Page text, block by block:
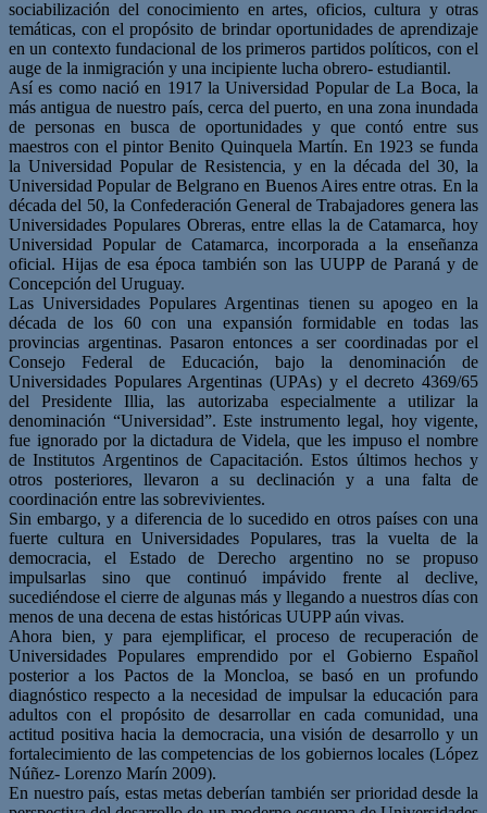
sociabilización del conocimiento en artes, oficios, cultura y otras
temáticas, con el propósito de brindar oportunidades de aprendizaje
en un contexto fundacional de los primeros partidos políticos, con el
auge de la inmigración y una incipiente lucha obrero- estudiantil.
Así es como nació en 1917 la Universidad Popular de La Boca, la
más antigua de nuestro país, cerca del puerto, en una zona inundada
de personas en busca de oportunidades y que contó entre sus
maestros con el pintor Benito Quinquela Martín. En 1923 se funda
la Universidad Popular de Resistencia, y en la década del 30, la
Universidad Popular de Belgrano en Buenos Aires entre otras. En la
década del 50, la Confederación General de Trabajadores genera las
Universidades Populares Obreras, entre ellas la de Catamarca, hoy
Universidad Popular de Catamarca, incorporada a la enseñanza
oficial. Hijas de esa época también son las UUPP de Paraná y de
Concepción del Uruguay.
Las Universidades Populares Argentinas tienen su apogeo en la
década de los 60 con una expansión formidable en todas las
provincias argentinas. Pasaron entonces a ser coordinadas por el
Consejo Federal de Educación, bajo la denominación de
Universidades Populares Argentinas (UPAs) y el decreto 4369/65
del Presidente Illia, las autorizaba especialmente a utilizar la
denominación “Universidad”. Este instrumento legal, hoy vigente,
fue ignorado por la dictadura de Videla, que les impuso el nombre
de Institutos Argentinos de Capacitación. Estos últimos hechos y
otros posteriores, llevaron a su declinación y a una falta de
coordinación entre las sobrevivientes.
Sin embargo, y a diferencia de lo sucedido en otros países con una
fuerte cultura en Universidades Populares, tras la vuelta de la
democracia, el Estado de Derecho argentino no se propuso
impulsarlas sino que continuó impávido frente al declive,
sucediéndose el cierre de algunas más y llegando a nuestros días con
menos de una decena de estas históricas UUPP aún vivas.
Ahora bien, y para ejemplificar, el proceso de recuperación de
Universidades Populares emprendido por el Gobierno Español
posterior a los Pactos de la Moncloa, se basó en un profundo
diagnóstico respecto a la necesidad de impulsar la educación para
adultos con el propósito de desarrollar en cada comunidad, una
actitud positiva hacia la democracia, una visión de desarrollo y un
fortalecimiento de las competencias de los gobiernos locales (López
Núñez- Lorenzo Marín 2009).
En nuestro país, estas metas deberían también ser prioridad desde la